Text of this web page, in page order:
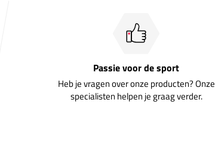
Passie voor de sport
Heb je vragen over onze producten? Onze
specialisten helpen je graag verder.